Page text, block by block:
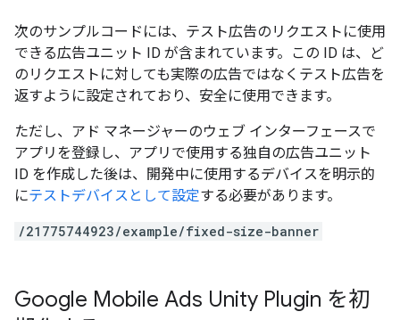
次のサンプルコードには、テスト広告のリクエストに使用
できる広告ユニット ID が含まれています。この ID は、ど
のリクエストに対しても実際の広告ではなくテスト広告を
返すように設定されており、安全に使用できます。
ただし、アド マネージャーのウェブ インターフェースで
アプリを登録し、アプリで使用する独自の広告ユニット
ID を作成した後は、開発中に使用するデバイスを明示的
にテストデバイスとして設定する必要があります。
/21775744923/example/fixed-size-banner
Google Mobile Ads Unity Plugin を初